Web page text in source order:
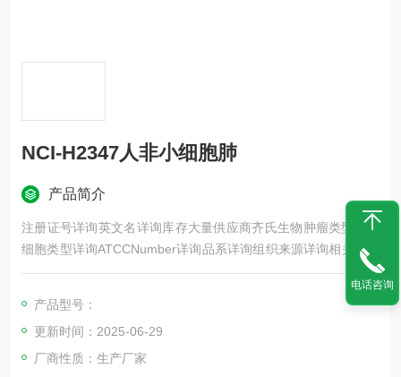
NCI-H2347人非小细胞肺
产品简介
注册证号详询英文名详询库存大量供应商齐氏生物肿瘤类型详询
细胞类型详询ATCCNumber详询品系详询组织来源详询相关疾病
详询物种来源详询免疫类型详询细胞形态详询是否是肿瘤细胞详
询器官来源详询运输方式详询年限详询生长状态详询规格T25m2
发货客户可根据自身科研项目的需要选择不同类型的细胞培养瓶
和相应的细胞密度
产品型号：
更新时间：2025-06-29
厂商性质：生产厂家
电话咨询